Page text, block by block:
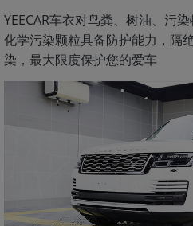
YEECAR车衣对鸟粪、树油、污
化学污染颗粒具备防护能力，隔
染，最大限度保护您的爱车